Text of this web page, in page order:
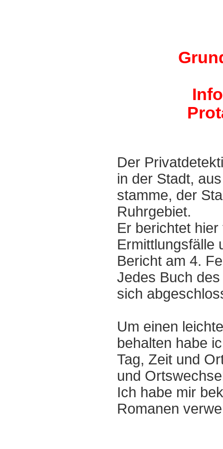
Der
in der Stadt,
stamme, der
Ruhrgebiet.
Er berichtet
Ermittlungsfälle
Bericht am 4.
Jedes Buch
sich
Um einen
behalten habe
Tag, Zeit und
und
Ich habe mir
Romanen